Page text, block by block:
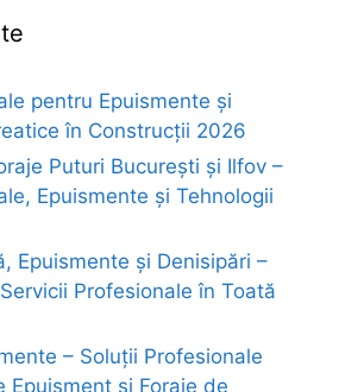
pentru Epuismente și
în Construcții 2026
Puturi București și Ilfov –
Epuismente și Tehnologii
Epuismente și Denisipări –
Profesionale în Toată
– Soluții Profesionale
Epuisment și Foraje de